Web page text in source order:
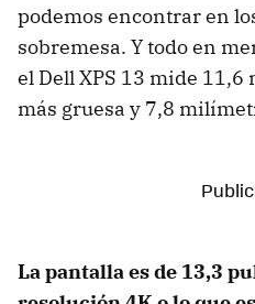
podemos encontrar en
sobremesa. Y todo en
el Dell XPS 13 mide
más gruesa y 7,8
La pantalla es de 13,3